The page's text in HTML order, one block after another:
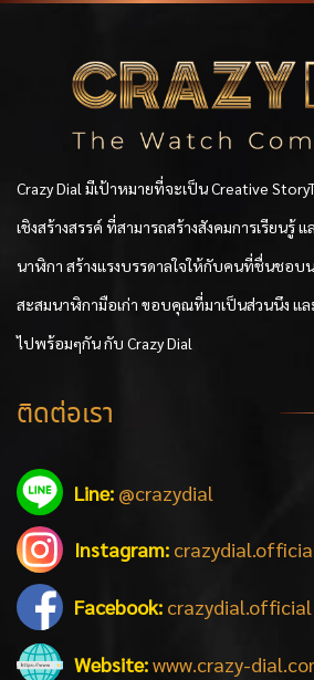
Crazy Dial มีเป้าหมายที่จะเป็น Creative
เชิงสร้างสรรค์ ที่สามารถสร้างสังคมการเรียนรู้
นาฬิกา สร้างแรงบรรดาลใจให้กับคนที่ชื่นชอบ
สะสมนาฬิกามือเก่า ขอบคุณที่มาเป็นส่วนนึง แ
ไปพร้อมๆกัน กับ Crazy Dial
ติดต่อเรา
Line: @crazydial
Instagram:
Facebook: crazydial.official
Website:www.crazy-